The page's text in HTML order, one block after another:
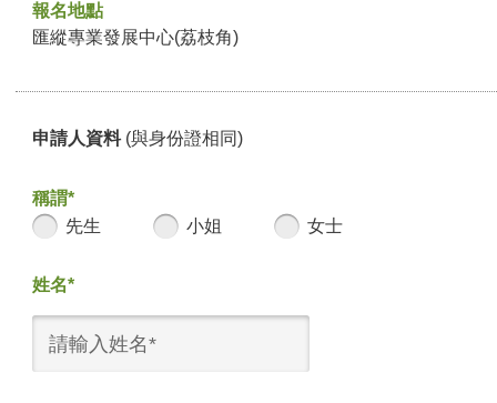
報名地點
匯縱專業發展中心(荔枝角)
申請人資料 (與身份證相同)
稱謂*
先生
小姐 女士
姓名*